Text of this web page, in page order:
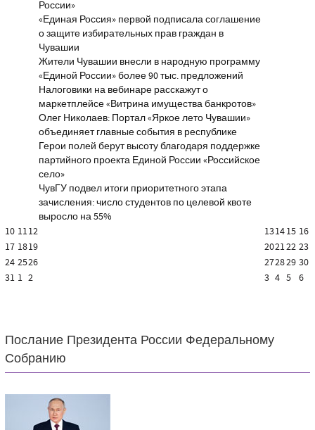
России»
«Единая Россия» первой подписала соглашение
о защите избирательных прав граждан в
Чувашии
Жители Чувашии внесли в народную программу
«Единой России» более 90 тыс. предложений
Налоговики на вебинаре расскажут о
маркетплейсе «Витрина имущества банкротов»
Олег Николаев: Портал «Яркое лето Чувашии»
объединяет главные события в республике
Герои полей берут высоту благодаря поддержке
партийного проекта Единой России «Российское
село»
ЧувГУ подвел итоги приоритетного этапа
зачисления: число студентов по целевой квоте
выросло на 55%
10 1112 131415 16
17 1819 202122 23
24 2526 272829 30
31 1 2 3 4 5 6
Послание Президента России Федеральному
Собранию